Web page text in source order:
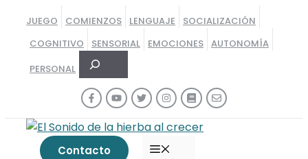
contenido
JUEGO COMIENZOS LENGUAJE
SOCIALIZACIÓN
COGNITIVO
SENSORIAL EMOCIONES AUTONOMÍA
PERSONAL
Buscar
Contacto